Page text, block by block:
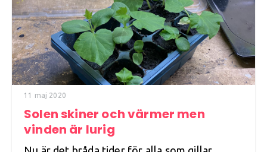
11 maj 2020
Solen skiner och värmer men
vinden är lurig